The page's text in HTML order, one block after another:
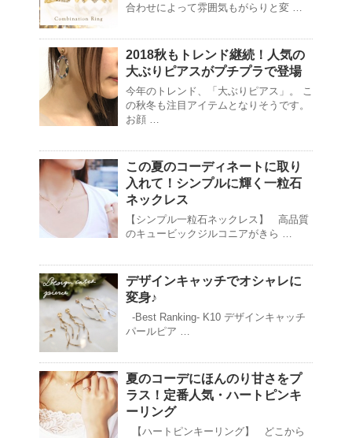
合わせによって雰囲気もがらりと変 …
2018秋もトレンド継続！人気の
大ぶりピアスがプチプラで登場
今年のトレンド、「大ぶりピアス」。 こ
の秋冬も注目アイテムとなりそうです。
お顔 …
この夏のコーディネートに取り
入れて！シンプルに輝く一粒石
ネックレス
【シンプル一粒石ネックレス】 高品質
のキュービックジルコニアがきら …
デザインキャッチでオシャレに
変身♪
-Best Ranking- K10 デザインキャッチ
パールピア …
夏のコーデにほんのり甘さをプ
ラス！定番人気・ハートピンキ
ーリング
【ハートピンキーリング】 どこから